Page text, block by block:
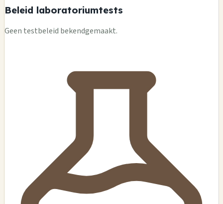
Beleid laboratoriumtests
Geen testbeleid bekendgemaakt.